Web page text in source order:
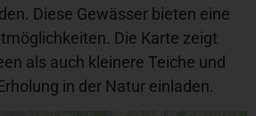
Diese Gewässer bieten eine
Die Karte zeigt
als auch kleinere Teiche und
in der Natur einladen.